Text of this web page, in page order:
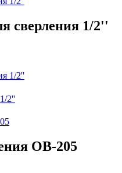
сверления 1/2''
2''
OB-205